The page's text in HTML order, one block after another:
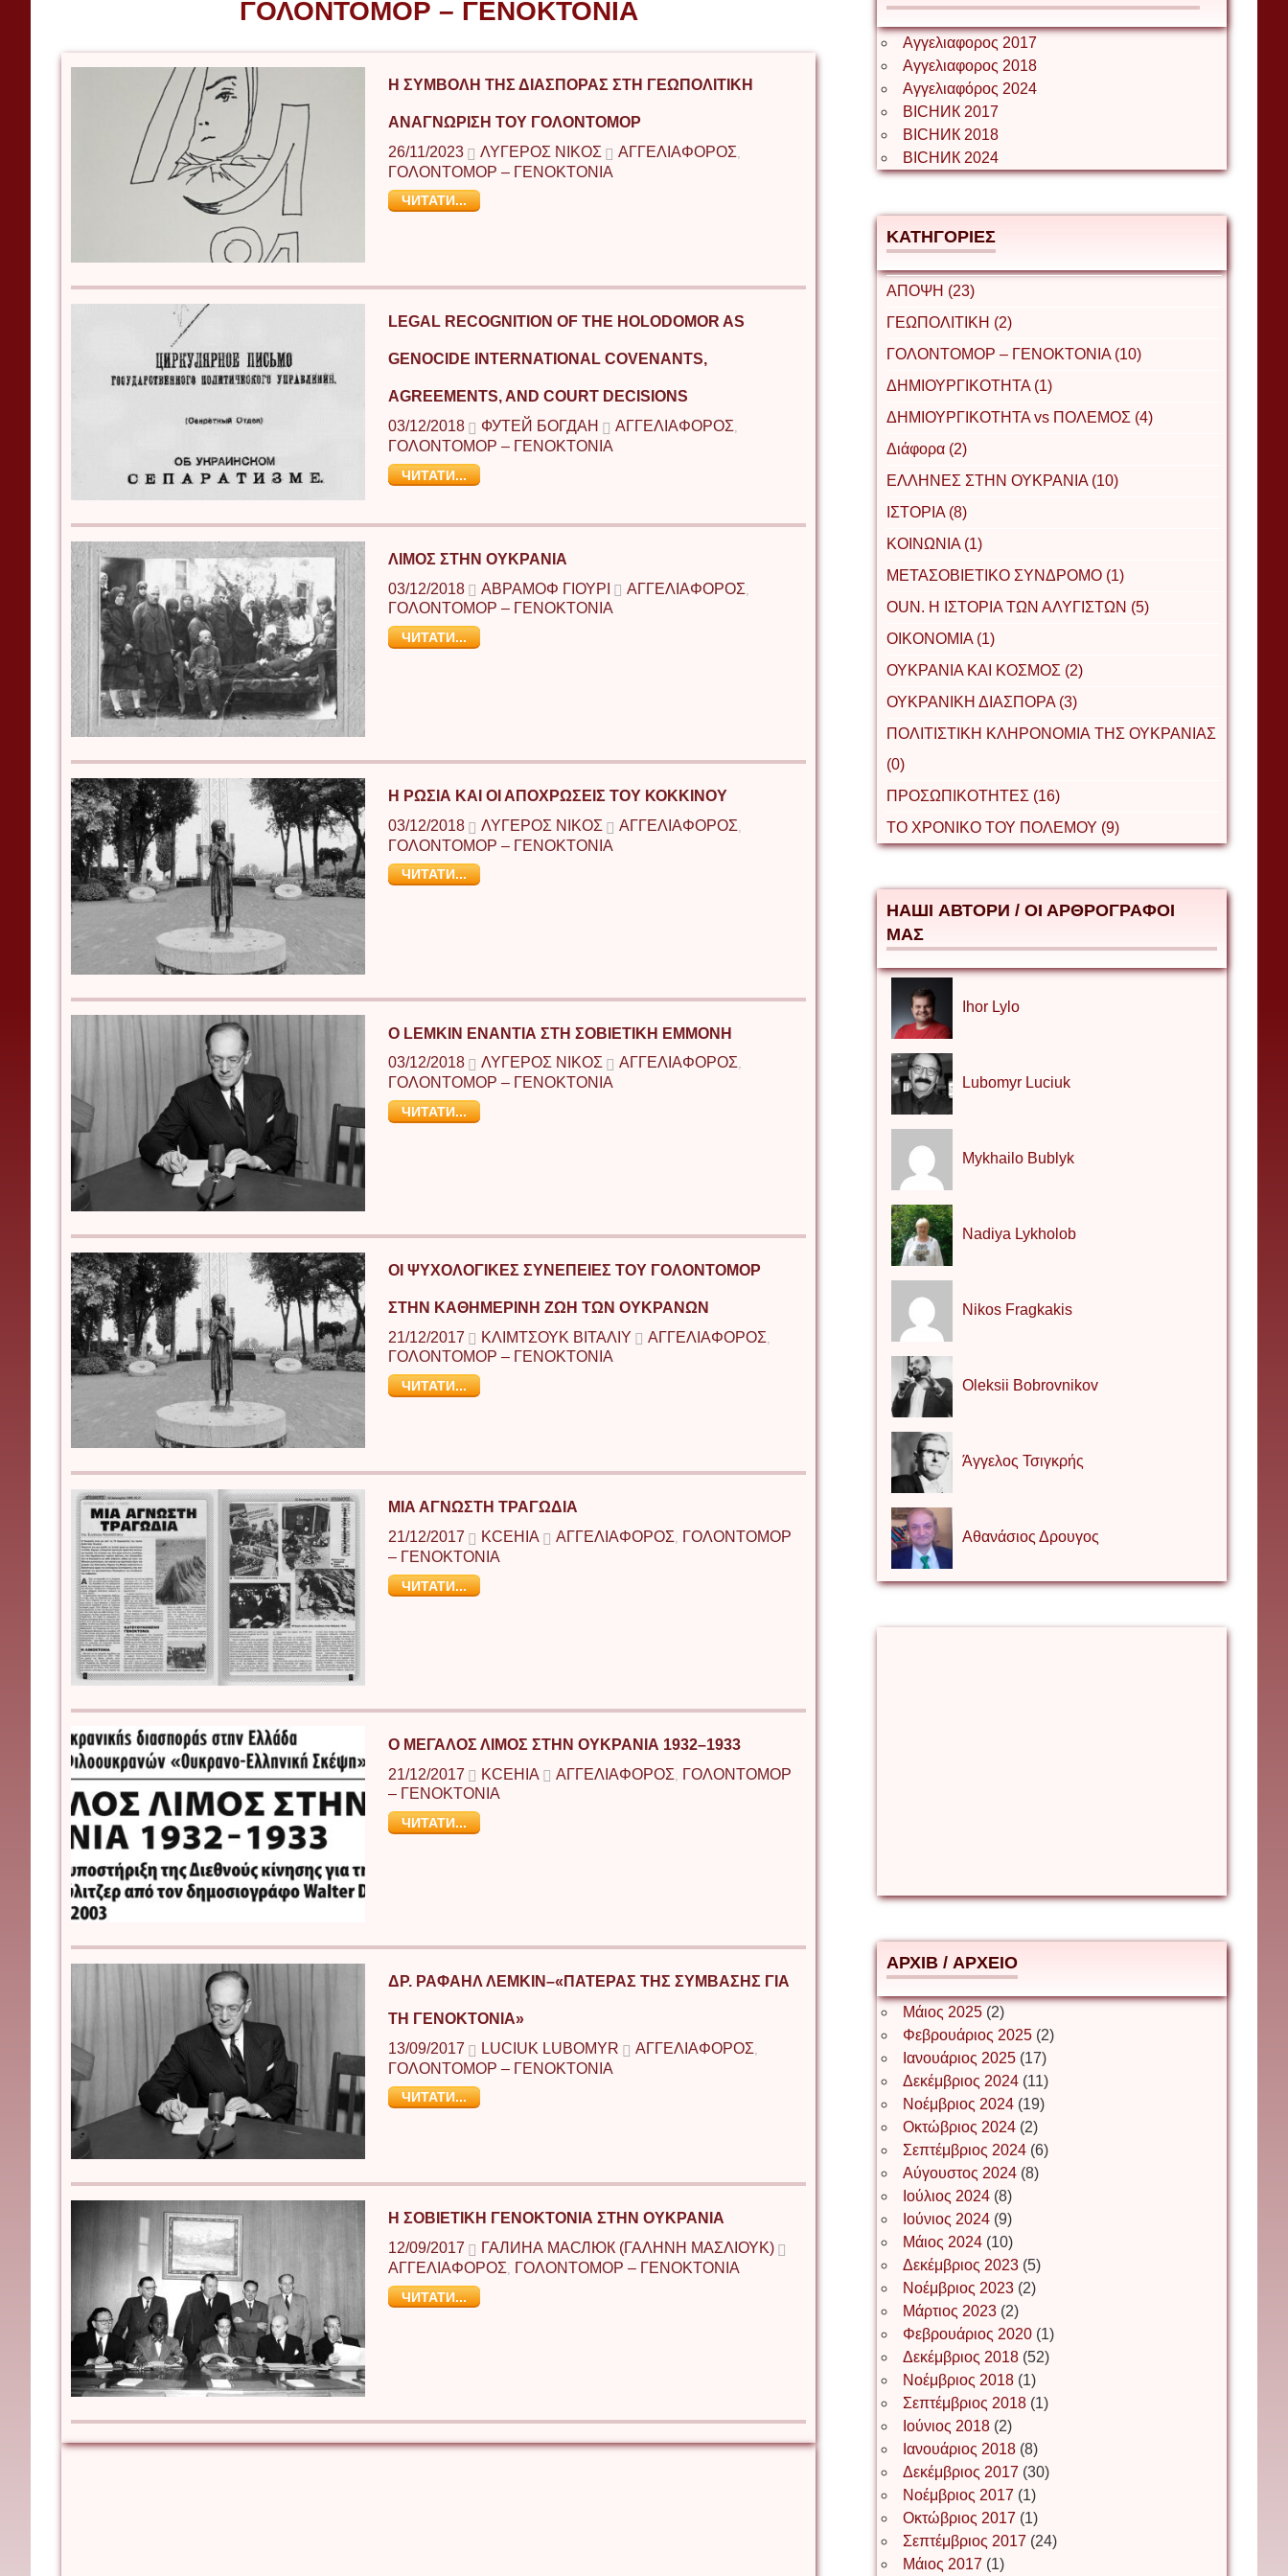
ΓΟΛΟΝΤΟΜΟΡ – ΓΕΝΟΚΤΟΝΙΑ
Η ΣΥΜΒΟΛΉ ΤΗΣ ΔΙΑΣΠΟΡΆΣ ΣΤΗ ΓΕΩΠΟΛΙΤΙΚΉ
ΑΝΑΓΝΏΡΙΣΗ ΤΟΥ ΓΟΛΟΝΤΟΜΌΡ
26/11/2023
ΛΥΓΕΡΌΣ ΝΊΚΟΣ ΑΓΓΕΛΙΑΦΟΡΟΣ
ΓΟΛΟΝΤΟΜΟΡ – ΓΕΝΟΚΤΟΝΙΑ
ЧИТАТИ...
LEGAL RECOGNITION OF THE HOLODOMOR AS
GENOCIDE INTERNATIONAL COVENANTS,
AGREEMENTS, AND COURT DECISIONS
03/12/2018
ФУТЕЙ БОГДАН ΑΓΓΕΛΙΑΦΟΡΟΣ,
ΓΟΛΟΝΤΟΜΟΡ – ΓΕΝΟΚΤΟΝΙΑ
ЧИТАТИ...
ΛΙΜΟΣ ΣΤΗΝ ΟΥΚΡΑΝΙΑ
03/12/2018
ΑΒΡΆΜΟΦ ΓΙΟΎΡΙ ΑΓΓΕΛΙΑΦΟΡΟΣ
ΓΟΛΟΝΤΟΜΟΡ – ΓΕΝΟΚΤΟΝΙΑ
ЧИТАТИ...
Η ΡΩΣΙΑ ΚΑΙ ΟΙ ΑΠΟΧΡΩΣΕΙΣ ΤΟΥ ΚΟΚΚΙΝΟΥ
03/12/2018
ΛΥΓΕΡΌΣ ΝΊΚΟΣ ΑΓΓΕΛΙΑΦΟΡΟΣ,
ΓΟΛΟΝΤΟΜΟΡ – ΓΕΝΟΚΤΟΝΙΑ
ЧИТАТИ...
Ο LEMKIN ΕΝΑΝΤΙΑ ΣΤΗ ΣΟΒΙΕΤΙΚΗ ΕΜΜΟΝΗ
03/12/2018
ΛΥΓΕΡΌΣ ΝΊΚΟΣ ΑΓΓΕΛΙΑΦΟΡΟΣ,
ΓΟΛΟΝΤΟΜΟΡ – ΓΕΝΟΚΤΟΝΙΑ
ЧИТАТИ...
ΟΙ ΨΥΧΟΛΟΓΙΚΈΣ ΣΥΝΈΠΕΙΕΣ ΤΟΥ ΓΟΛΟΝΤΟΜΌΡ
ΣΤΗΝ ΚΑΘΗΜΕΡΙΝΉ ΖΩΉ ΤΩΝ ΟΥΚΡΑΝΏΝ
21/12/2017
ΚΛΙΜΤΣΟΎΚ ΒΙΤΆΛΙΥ ΑΓΓΕΛΙΑΦΟΡΟΣ
ΓΟΛΟΝΤΟΜΟΡ – ΓΕΝΟΚΤΟΝΙΑ
ЧИТАТИ...
ΜΙΑ ΑΓΝΩΣΤΗ ΤΡΑΓΩΔΙΑ
21/12/2017
KCEHIA ΑΓΓΕΛΙΑΦΟΡΟΣ, ΓΟΛΟΝΤΟΜΟΡ
– ΓΕΝΟΚΤΟΝΙΑ
ЧИТАТИ...
Ο ΜΕΓΑΛΟΣ ΛΙΜΟΣ ΣΤΗΝ ΟΥΚΡΑΝΙΑ 1932–1933
21/12/2017
KCEHIA ΑΓΓΕΛΙΑΦΟΡΟΣ
ΓΟΛΟΝΤΟΜΟΡ
– ΓΕΝΟΚΤΟΝΙΑ
ЧИТАТИ...
ΔΡ. ΡΑΦΑΗΛ ΛΕΜΚΙΝ–«ΠΑΤΕΡΑΣ ΤΗΣ ΣΥΜΒΑΣΗΣ ΓΙΑ
ΤΗ ΓΕΝΟΚΤΟΝΙΑ»
13/09/2017
LUCIUK LUBOMYR ΑΓΓΕΛΙΑΦΟΡΟΣ
ΓΟΛΟΝΤΟΜΟΡ – ΓΕΝΟΚΤΟΝΙΑ
ЧИТАТИ...
Η ΣΟΒΙΕΤΙΚΗ ΓΕΝΟΚΤΟΝΙΑ ΣΤΗΝ ΟΥΚΡΑΝΙΑ
12/09/2017
ГАЛИНА МАСЛЮК (ΓΑΛΉΝΗ ΜΑΣΛΙΟΎΚ)
ΑΓΓΕΛΙΑΦΟΡΟΣ
ΓΟΛΟΝΤΟΜΟΡ – ΓΕΝΟΚΤΟΝΙΑ
ЧИТАТИ...
Αγγελιαφορος 2017
Αγγελιαφορος 2018
Αγγελιαφόρος 2024
ВІСНИК 2017
ВІСНИК 2018
ВІСНИК 2024
ΚΑΤΗΓΟΡΙΕΣ
ΑΠΟΨΗ (23)
ΓΕΩΠΟΛΙΤΙΚΗ (2)
ΓΟΛΟΝΤΟΜΟΡ – ΓΕΝΟΚΤΟΝΙΑ (10)
ΔΗΜΙΟΥΡΓΙΚΟΤΗΤΑ (1)
ΔΗΜΙΟΥΡΓΙΚΟΤΗΤΑ vs ΠΟΛΕΜΟΣ (4)
Διάφορα (2)
ΕΛΛΗΝΕΣ ΣΤΗΝ ΟΥΚΡΑΝΙΑ (10)
ΙΣΤΟΡΙΑ (8)
ΚΟΙΝΩΝΙΑ (1)
ΜΕΤΑΣΟΒΙΕΤΙΚΟ ΣΥΝΔΡΟΜΟ (1)
ΟUΝ. Η ΙΣΤΟΡΙΑ ΤΩΝ ΑΛΥΓΙΣΤΩΝ (5)
ΟΙΚΟΝΟΜΙΑ (1)
ΟΥΚΡΑΝΙΑ ΚΑΙ ΚΟΣΜΟΣ (2)
ΟΥΚΡΑΝΙΚΗ ΔΙΑΣΠΟΡΑ (3)
ΠΟΛΙΤΙΣΤΙΚΗ ΚΛΗΡΟΝΟΜΙΑ ΤΗΣ ΟΥΚΡΑΝΙΑΣ
(0)
ΠΡΟΣΩΠΙΚΟΤΗΤΕΣ (16)
ΤΟ ΧΡΟΝΙΚΟ ΤΟΥ ΠΟΛΕΜΟΥ (9)
НАШІ АВТОРИ / ΟΙ ΑΡΘΡΟΓΡΑΦΟΙ
ΜΑΣ
Ihor Lylo
Lubomyr Luciuk
Mykhailo Bublyk
Nadiya Lykholob
Nikos Fragkakis
Oleksii Bobrovnikov
Άγγελος Τσιγκρής
Αθανάσιος Δρουγος
Δημήτριος Ζακοντινός
ΕΥΑΓΓΕΛΟΣ ΜΩΚΟΣ
Ιωάννης Σ. Παπαφλωράτος
ΝΙΚΟΣ ΓΑΤΟΣ
Νίκος Λυγερός
Іван Буртик
Іван Наконечний
АРХІВ / ΑΡΧΕΙΟ
Μάιος 2025 (2)
Φεβρουάριος 2025 (2)
Ιανουάριος 2025 (17)
Δεκέμβριος 2024 (11)
Νοέμβριος 2024 (19)
Οκτώβριος 2024 (2)
Σεπτέμβριος 2024 (6)
Αύγουστος 2024 (8)
Ιούλιος 2024 (8)
Ιούνιος 2024 (9)
Μάιος 2024 (10)
Δεκέμβριος 2023 (5)
Νοέμβριος 2023 (2)
Μάρτιος 2023 (2)
Φεβρουάριος 2020 (1)
Δεκέμβριος 2018 (52)
Νοέμβριος 2018 (1)
Σεπτέμβριος 2018 (1)
Ιούνιος 2018 (2)
Ιανουάριος 2018 (8)
Δεκέμβριος 2017 (30)
Νοέμβριος 2017 (1)
Οκτώβριος 2017 (1)
Σεπτέμβριος 2017 (24)
Μάιος 2017 (1)